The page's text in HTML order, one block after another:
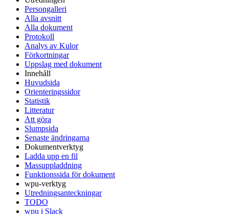
Persongalleri
Alla avsnitt
Alla dokument
Protokoll
Analys av Kulor
Förkortningar
Uppslag med dokument
Innehåll
Huvudsida
Orienteringssidor
Statistik
Litteratur
Att göra
Slumpsida
Senaste ändringarna
Dokumentverktyg
Ladda upp en fil
Massuppladdning
Funktionssida för dokument
wpu-verktyg
Utredningsanteckningar
TODO
wpu i Slack